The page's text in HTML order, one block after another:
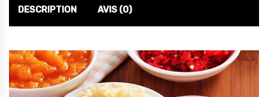
DESCRIPTION AVIS (0)